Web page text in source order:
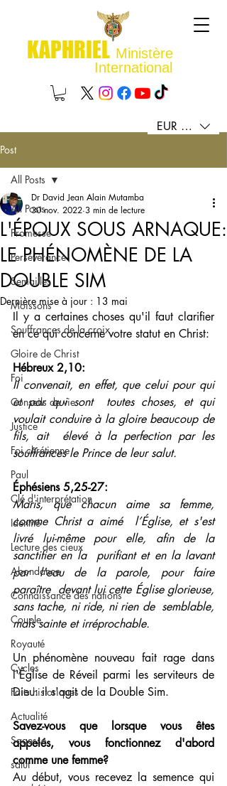
KAPHRIEL Ministère
International
EUR (€)
Post
All Posts
Promesse
Persévérance
Semailles
Moissons
Souffrances de la croix
Gloire de Christ
Foi
Conseils de vie
Justice
Foi chrétienne
Paul
Clé d'interprétation
Identité
Lecture des cieux
Abondance
Connaissance des nations
Couple
Royauté
Cycles
Faits historiques
Actualité
Sagesse
salut
All Posts
L'ÉPOUX SOUS ARNAQUE:
LE PHÉNOMÈNE DE LA
DOUBLE SIM
Dr David Jean Alain Mutamba
30 nov. 2022 3 min de lecture
Dernière mise à jour : 13 mai
Il y a certaines choses qu'il faut clarifier
en ce qui concerne votre statut en Christ:
Hébreux 2,10:
Il convenait, en effet, que celui pour qui
et par qui sont  toutes choses, et qui
voulait conduire à la gloire beaucoup de
fils, ait  élevé à la perfection par les
souffrances le Prince de leur salut.
Éphésiens 5,25-27:
Maris, que chacun aime sa femme,
comme Christ a aimé  l’Église, et s'est
livré lui-même pour elle, afin de la
sanctifier en la  purifiant et en la lavant
par l'eau de la parole, pour faire
paraître  devant lui cette Église glorieuse,
sans tache, ni ride, ni rien de  semblable,
mais sainte et irréprochable.
Un phénomène nouveau fait rage dans
l'Église de Réveil parmi les serviteurs de
Dieu: il s'agit de la Double Sim.
Savez-vous que lorsque vous êtes
appelés, vous fonctionnez d'abord
comme une femme?
Au début, vous recevez la semence qui